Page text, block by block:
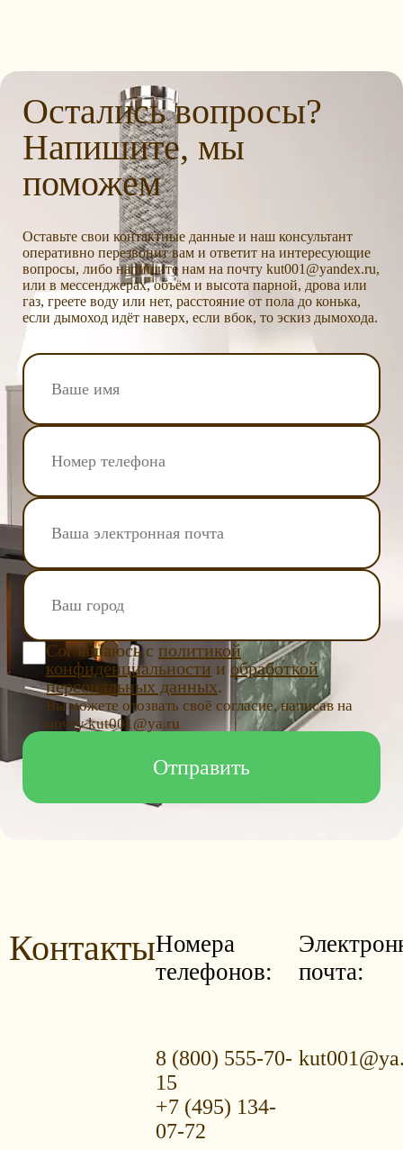
Остались вопросы?
Напишите, мы
поможем
Оставьте свои контактные данные и наш консультант
оперативно перезвонит вам и ответит на интересующие
вопросы, либо напишите нам на почту kut001@yandex.ru,
или в мессенджерах, объём и высота парной, дрова или
газ, греете воду или нет, расстояние от пола до конька,
если дымоход идёт наверх, если вбок, то эскиз дымохода.
Соглашаюсь с политикой
конфиденциальности и обработкой
персональных данных.
Вы можете отозвать своё согласие, написав на
почту kut001@ya.ru
КонтактыНомера
телефонов:
8 (800) 555-70-
15
+7 (495) 134-
07-72
почта: